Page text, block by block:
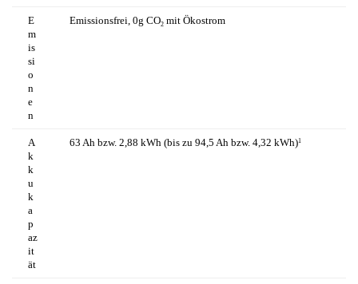
E
m
is
si
o
n
e
n
Emissionsfrei, 0g CO2 mit Ökostrom
A
k
k
u
k
a
p
az
it
ät
63 Ah bzw. 2,88 kWh (bis zu 94,5 Ah bzw. 4,32 kWh)1